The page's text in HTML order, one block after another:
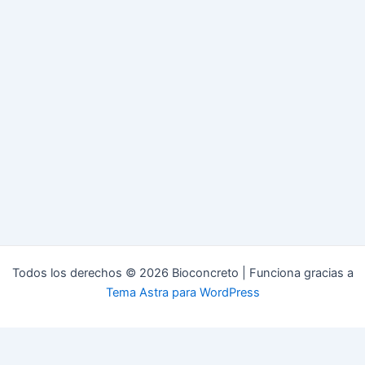
Todos los derechos © 2026 Bioconcreto | Funciona gracias a
Tema Astra para WordPress